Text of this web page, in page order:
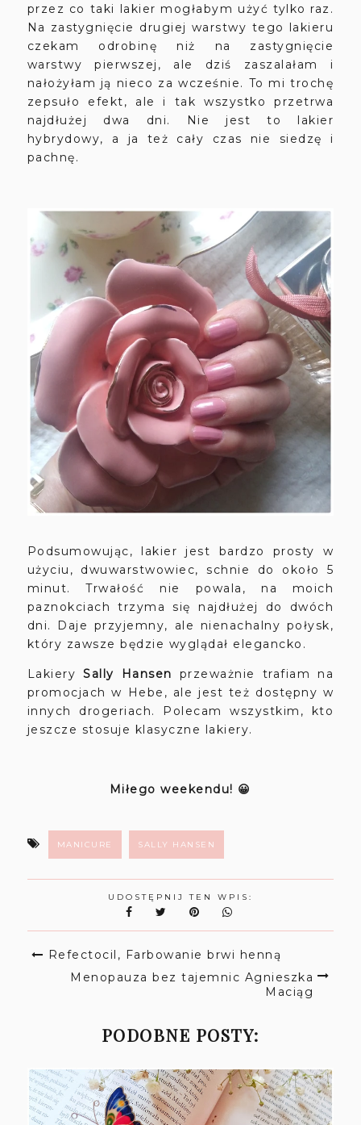
przez co taki lakier mogłabym użyć tylko raz.
Na zastygnięcie drugiej warstwy tego lakieru
czekam odrobinę niż na zastygnięcie
warstwy pierwszej, ale dziś zaszalałam i
nałożyłam ją nieco za wcześnie. To mi trochę
zepsuło efekt, ale i tak wszystko przetrwa
najdłużej dwa dni. Nie jest to lakier
hybrydowy, a ja też cały czas nie siedzę i
pachnę.
Podsumowując, lakier jest bardzo prosty w
użyciu, dwuwarstwowiec, schnie do około 5
minut. Trwałość nie powala, na moich
paznokciach trzyma się najdłużej do dwóch
dni. Daje przyjemny, ale nienachalny połysk,
który zawsze będzie wyglądał elegancko.
LakierySally Hansen przeważnie trafiam na
promocjach w Hebe, ale jest też dostępny w
innych drogeriach. Polecam wszystkim, kto
jeszcze stosuje klasyczne lakiery.
Miłego weekendu! 😀
MANICURE SALLY HANSEN
UDOSTĘPNIJ TEN WPIS:
Refectocil, Farbowanie brwi henną
Menopauza bez tajemnic Agnieszka
Maciąg
PODOBNE POSTY: